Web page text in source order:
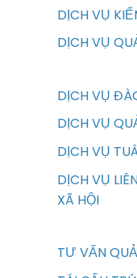
DỊCH VỤ
DỊCH VỤ
DỊCH VỤ
DỊCH VỤ
DỊCH VỤ
DỊCH VỤ
XÃ HỘI
TƯ VẤN